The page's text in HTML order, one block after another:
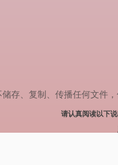
存、复制、传播任何文件
请认真阅读以下